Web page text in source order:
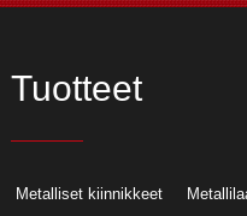
Tuotteet
Metalliset kiinnikkeet